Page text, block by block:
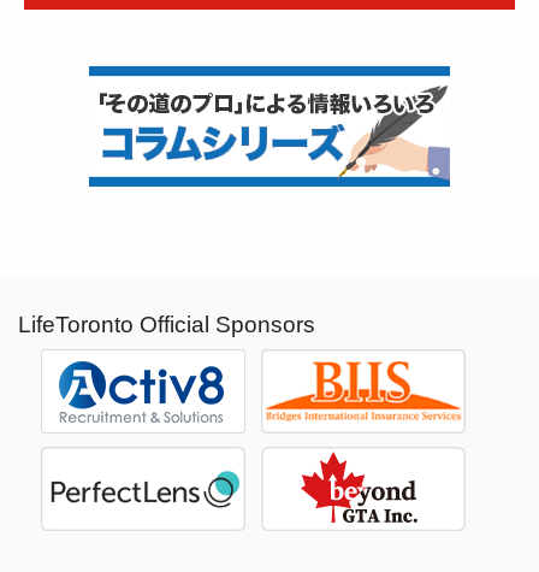
LifeToronto Official Sponsors